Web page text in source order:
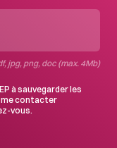
jpg, png, doc (max. 4Mb)
à sauvegarder les
me contacter
vous.